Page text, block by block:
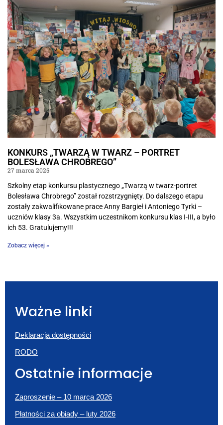
KONKURS „TWARZĄ W TWARZ – PORTRET
BOLESŁAWA CHROBREGO”
27 marca 2025
Szkolny etap konkursu plastycznego „Twarzą w twarz-portret
Bolesława Chrobrego” został rozstrzygnięty. Do dalszego etapu
zostały zakwalifikowane prace Anny Bargieł i Antoniego Tyrki –
uczniów klasy 3a. Wszystkim uczestnikom konkursu klas I-III, a było
ich 53. Gratulujemy!!!
Zobacz więcej »
Ważne linki
Deklaracja dostępności
RODO
Ostatnie informacje
Zaproszenie – 10 marca 2026
Płatności za obiady – luty 2026